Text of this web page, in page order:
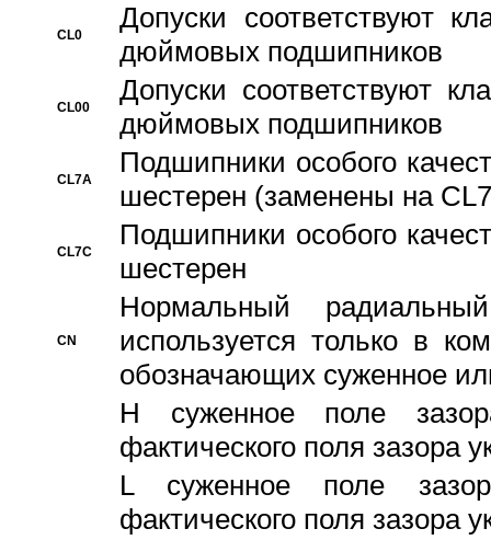
CL0
Допуски соответствуют
дюймовых подшипников
CL00
Допуски соответствуют
дюймовых подшипников
CL7A
Подшипники особого
шестерен (заменены на
CL7C
Подшипники особого
шестерен
CN
Hормальный
используется только в
обозначающих суженное
H суженное поле
фактического поля зазора
L суженное поле
фактического поля зазора